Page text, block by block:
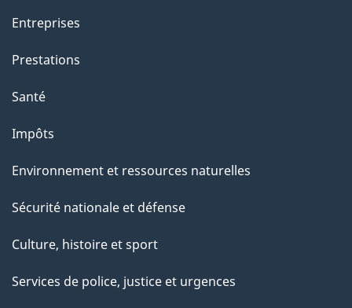
a
g
Entreprises
Prestations
Santé
Impôts
Environnement et ressources naturelles
Sécurité nationale et défense
Culture, histoire et sport
Services de police, justice et urgences